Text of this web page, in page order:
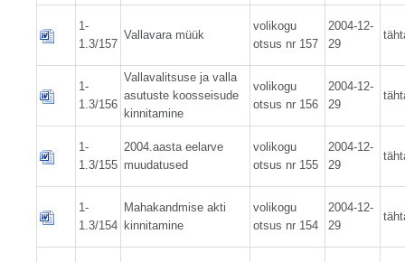
1-
1.3/157
Vallavara müük
volikogu
otsus nr 157
2004-12-
29
1-
1.3/156
Vallavalitsuse ja valla
asutuste koosseisude
kinnitamine
volikogu
otsus nr 156
2004-12-
29
1-
1.3/155
2004.aasta eelarve
muudatused
volikogu
otsus nr 155
2004-12-
29
1-
1.3/154
Mahakandmise akti
kinnitamine
volikogu
otsus nr 154
2004-12-
29